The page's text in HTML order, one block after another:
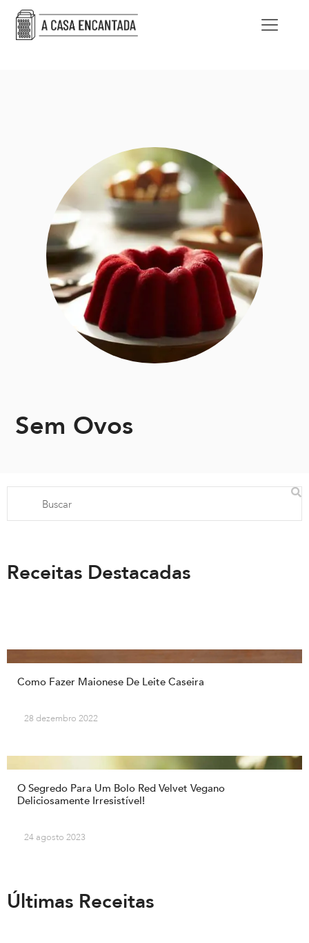
Sem Ovos
Receitas Destacadas
Como Fazer Maionese De Leite Caseira
28 dezembro 2022
O Segredo Para Um Bolo Red Velvet Vegano
Deliciosamente Irresistível!
24 agosto 2023
Últimas Receitas